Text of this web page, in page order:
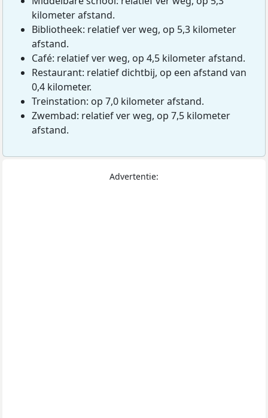
kilometer afstand.
Bibliotheek: relatief ver weg, op 5,3 kilometer
afstand.
Café: relatief ver weg, op 4,5 kilometer afstand.
Restaurant: relatief dichtbij, op een afstand van
0,4 kilometer.
Treinstation: op 7,0 kilometer afstand.
Zwembad: relatief ver weg, op 7,5 kilometer
afstand.
Advertentie: